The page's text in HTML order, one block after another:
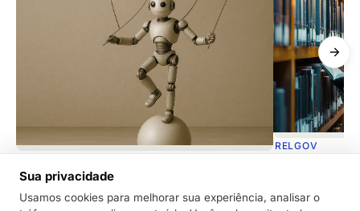
Inteligência Artificial Confiável: Por que
isso importa para o seu processo de
RELGOV
Sua privacidade
Usamos cookies para melhorar sua experiência, analisar o